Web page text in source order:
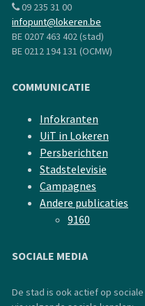
09 235 31 00
infopunt@lokeren.be
BE 0207 463 402 (stad)
BE 0212 194 131 (OCMW)
COMMUNICATIE
Infokranten
UiT in Lokeren
Persberichten
Stadstelevisie
Campagnes
Andere publicaties
9160
SOCIALE MEDIA
De stad is ook actief op